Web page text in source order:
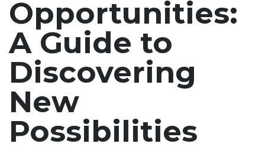
Opportunities:
A Guide to
Discovering
New
Possibilities